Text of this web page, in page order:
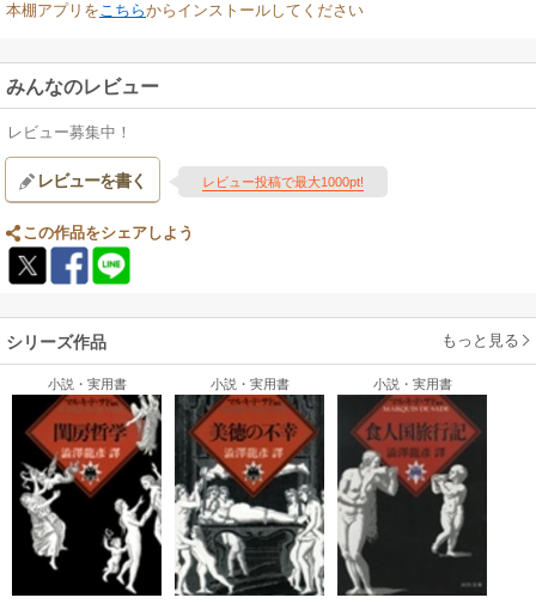
本棚アプリをこちらからインストールしてください
みんなのレビュー
レビュー募集中！
レビューを書く レビュー投稿で最大1000pt!
この作品をシェアしよう
シリーズ作品 もっと見る
小説・実用書 小説・実用書 小説・実用書